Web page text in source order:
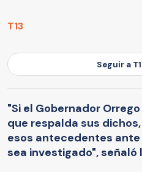
T13
Seguir a
"Si el Gobernador
que respalda sus
esos antecedentes
sea investigado", señaló